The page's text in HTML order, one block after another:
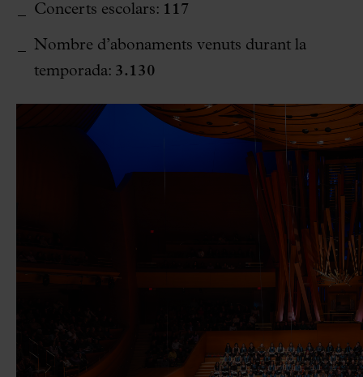
Concerts escolars: 117
Nombre d’abonaments venuts durant la
temporada: 3.130